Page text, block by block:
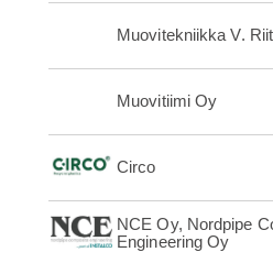
Muovitekniikka V.
Muovitiimi Oy
Circo
NCE Oy, Nordpipe
Engineering Oy